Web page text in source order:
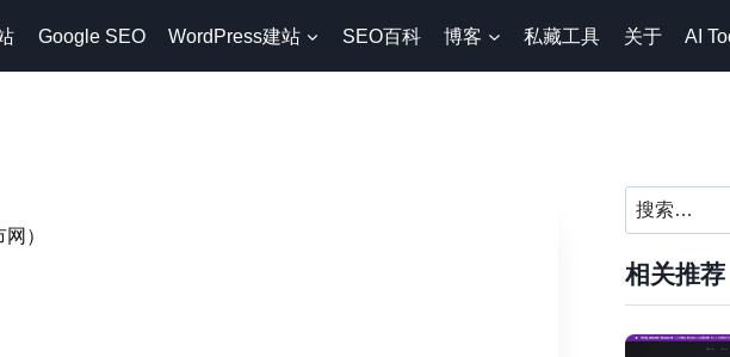
Google SEO WordPress建站 SEO百科 博客 私藏工具 关于 AI
）
搜
索：
相关推荐